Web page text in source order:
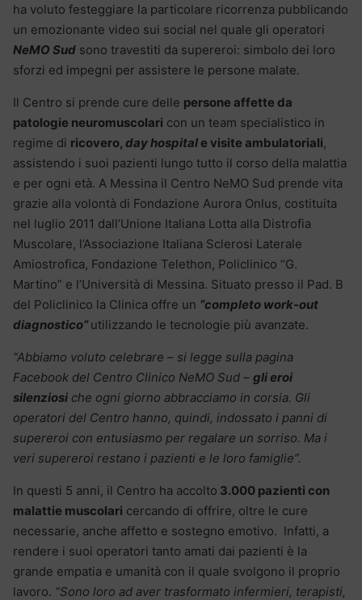
ha voluto festeggiare la particolare ricorrenza pubblicando
un emozionante video sui social nel quale gli operatori
NeMO Sud sono travestiti da supereroi: simbolo dei loro
sforzi ed impegni per assistere le persone malate.
Il Centro si prende cure delle persone affette da
patologie neuromuscolari con un team specialistico in
regime di ricovero, day hospital e visite ambulatoriali,
assistendo i suoi pazienti lungo tutto il corso della malattia
e per ogni età. A Messina il Centro NeMO Sud prende vita
grazie alla volontà di Fondazione Aurora Onlus, costituita
nel luglio 2011 dall’Unione Italiana Lotta alla Distrofia
Muscolare, l’Associazione Italiana Sclerosi Laterale
Amiostrofica, Fondazione Telethon, Policlinico “G.
Martino” e l’Università di Messina. Situato presso il Pad. B
del Policlinico la Clinica offre un “completo work-out
diagnostico” utilizzando le tecnologie più avanzate.
“Abbiamo voluto celebrare – si legge sulla pagina
Facebook del Centro Clinico NeMO Sud – gli eroi
silenziosi che ogni giorno abbracciamo in corsia. Gli
operatori del Centro hanno, quindi, indossato i panni di
supereroi con entusiasmo per regalare un sorriso. Ma i
veri supereroi restano i pazienti e le loro famiglie”.
In questi 5 anni, il Centro ha accolto 3.000 pazienti con
malattie muscolari cercando di offrire, oltre le cure
necessarie, anche affetto e sostegno emotivo. Infatti, a
rendere i suoi operatori tanto amati dai pazienti è la
grande empatia e umanità con il quale svolgono il proprio
lavoro. “Sono loro ad aver trasformato infermieri, terapisti,